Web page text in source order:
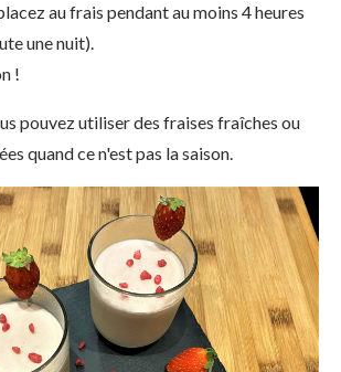
au frais pendant au moins 4 heures
une nuit).
!
pouvez utiliser des fraises fraîches ou
quand ce n'est pas la saison.